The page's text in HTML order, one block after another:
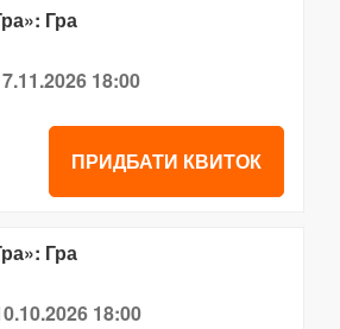
Гра
18:00
ПРИДБАТИ КВИТОК
Гра
18:00